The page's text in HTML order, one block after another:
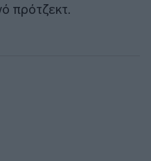
πρότζεκτ.